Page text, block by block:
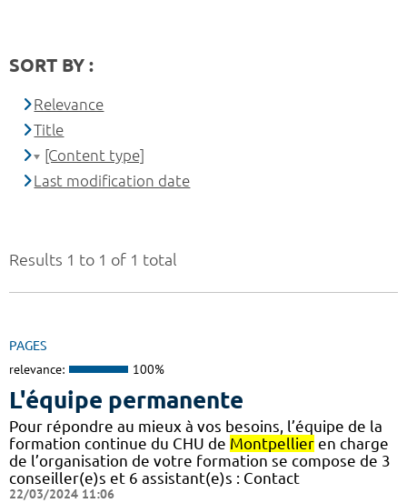
Results 1 to 1 of 1 total
PAGES
relevance: 100%
L'équipe permanente
Pour répondre au mieux à vos besoins, l’équipe de la
formation continue du CHU de Montpellier en charge
de l’organisation de votre formation se compose de 3
conseiller(e)s et 6 assistant(e)s : Contact
22/03/2024 11:06
SORT BY :
Relevance
Title
[Content type]
Last modification date